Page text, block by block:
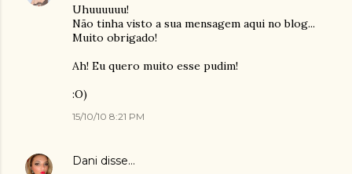
Uhuuuuuu!
Não tinha visto a sua mensagem aqui no blog...
Muito obrigado!
Ah! Eu quero muito esse pudim!
:O)
15/10/10 8:21 PM
Dani disse…